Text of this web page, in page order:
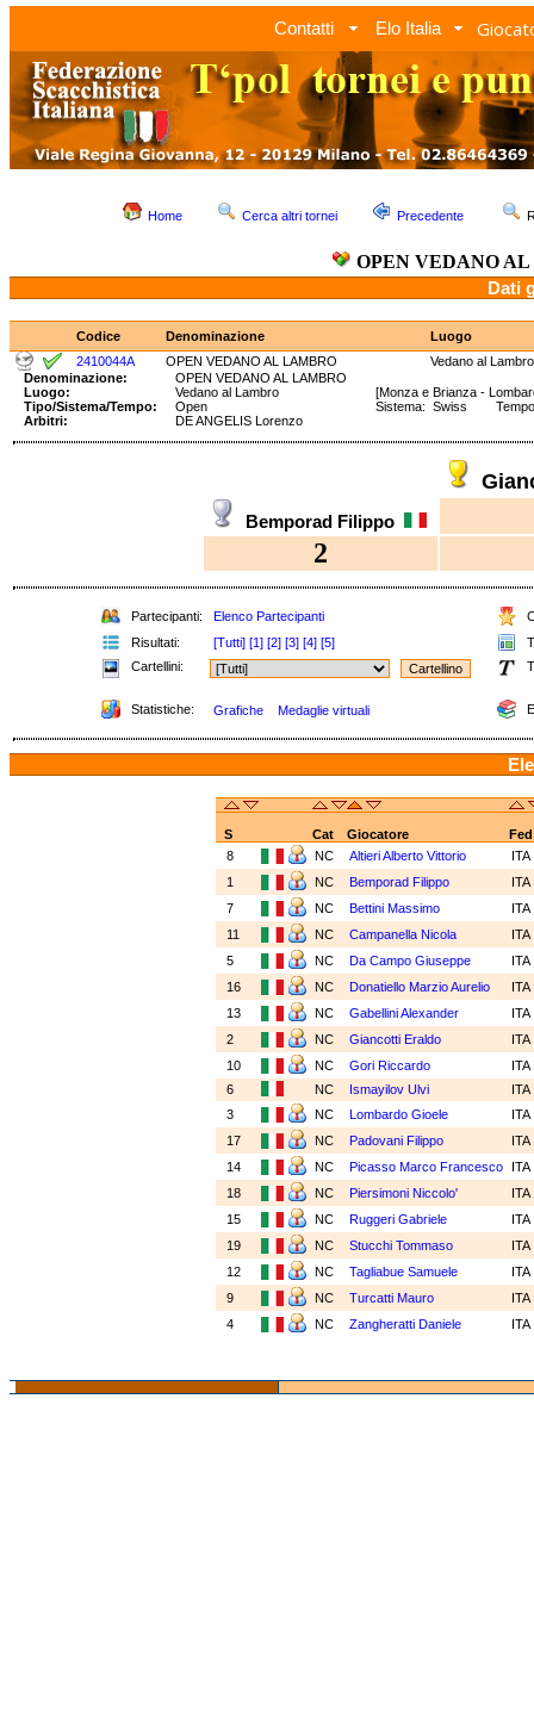
Contatti Elo Italia
Home Cerca altri tornei Precedente
OPEN VEDANO
Dati
Codice Denominazione
Luogo
2410044A
OPEN VEDANO AL LAMBRO
Vedano al Lambro
Denominazione:
OPEN VEDANO AL LAMBRO
Luogo:
Vedano al Lambro
[Monza e Brianza -
Tipo/Sistema/Tempo:
Open
Sistema: Swiss Tempo:
Arbitri:
DE ANGELIS Lorenzo
Bemporad Filippo
2
Partecipanti: Elenco Partecipanti
Risultati:
[Tutti] [1] [2] [3] [4] [5]
Cartellini:
Statistiche: Grafiche Medaglie virtuali
S Cat Giocatore
Fed
8
NC Altieri Alberto Vittorio
ITA
1
NC Bemporad Filippo
ITA
7
NC Bettini Massimo
ITA
11
NC Campanella Nicola
ITA
5
NC Da Campo Giuseppe
ITA
16
NC Donatiello Marzio Aurelio
ITA
13
NC Gabellini Alexander
ITA
2
NC Giancotti Eraldo
ITA
10
NC Gori Riccardo
ITA
6
NC Ismayilov Ulvi
ITA
3
NC Lombardo Gioele
ITA
17
NC Padovani Filippo
ITA
14
NC Picasso Marco Francesco
ITA
18
NC Piersimoni Niccolo'
ITA
15
NC Ruggeri Gabriele
ITA
19
NC Stucchi Tommaso
ITA
12
NC Tagliabue Samuele
ITA
9
NC Turcatti Mauro
ITA
4
NC Zangheratti Daniele ITA